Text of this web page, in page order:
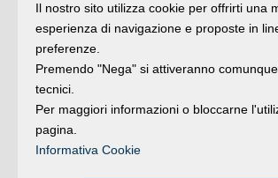
l’occupazione giovanile e femminile,
programma straordinario di
messa in sicurezza del territorio e
che avrebbe un impatto virtuoso
e l’occupazione. Ovviamente la
irrinunciabile è una legge
maggioritario a doppio turno di
cancelli la vergogna del Porcellum”.
Il nostro sito utilizza cookie per offrirti una
esperienza di navigazione e proposte in
preferenze.
Premendo "Nega" si attiveranno
tecnici.
Per maggiori informazioni o bloccarne
pagina.
Informativa Cookie